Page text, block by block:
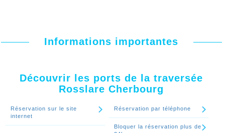
Informations importantes
Découvrir les ports de la traversée
Rosslare Cherbourg
Réservation sur le site
internet
Réservation par téléphone
Bloquer la réservation plus de